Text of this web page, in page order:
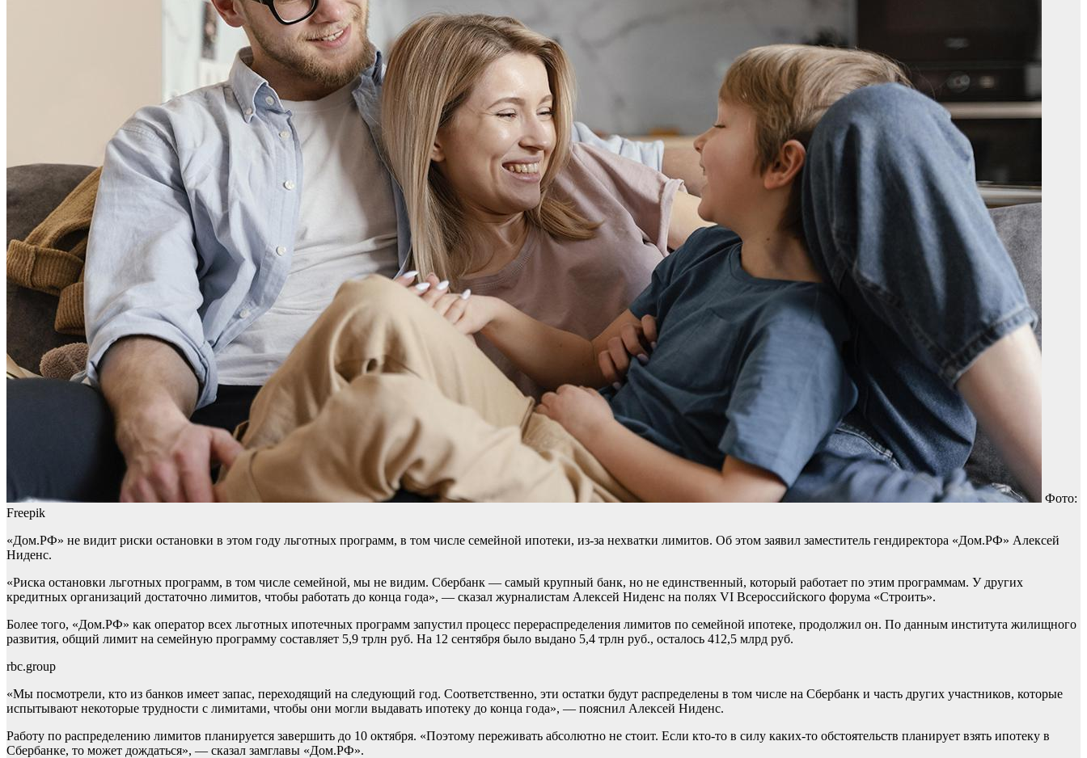
Фото:
Freepik
«Дом.РФ» не видит риски остановки в этом году льготных программ, в том числе семейной ипотеки, из-за нехватки лимитов. Об этом заявил заместитель гендиректора «Дом.РФ» Алексей
Ниденс.
«Риска остановки льготных программ, в том числе семейной, мы не видим. Сбербанк — самый крупный банк, но не единственный, который работает по этим программам. У других
кредитных организаций достаточно лимитов, чтобы работать до конца года», — сказал журналистам Алексей Ниденс на полях VI Всероссийского форума «Строить».
Более того, «Дом.РФ» как оператор всех льготных ипотечных программ запустил процесс перераспределения лимитов по семейной ипотеке, продолжил он. По данным института жилищного
развития, общий лимит на семейную программу составляет 5,9 трлн руб. На 12 сентября было выдано 5,4 трлн руб., осталось 412,5 млрд руб.
rbc.group
«Мы посмотрели, кто из банков имеет запас, переходящий на следующий год. Соответственно, эти остатки будут распределены в том числе на Сбербанк и часть других участников, которые
испытывают некоторые трудности с лимитами, чтобы они могли выдавать ипотеку до конца года», — пояснил Алексей Ниденс.
Работу по распределению лимитов планируется завершить до 10 октября. «Поэтому переживать абсолютно не стоит. Если кто-то в силу каких-то обстоятельств планирует взять ипотеку в
Сбербанке, то может дождаться», — сказал замглавы «Дом.РФ».